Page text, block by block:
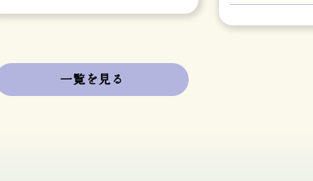
一覧を見る